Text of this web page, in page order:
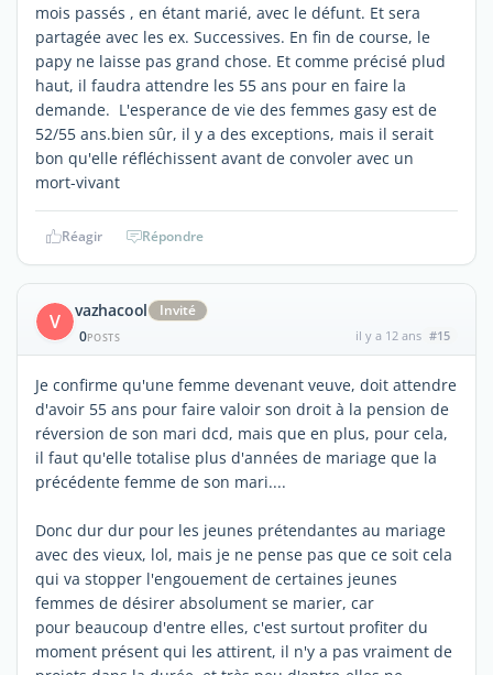
mois passés , en étant marié, avec le défunt. Et sera
partagée avec les ex. Successives. En fin de course, le
papy ne laisse pas grand chose. Et comme précisé plud
haut, il faudra attendre les 55 ans pour en faire la
demande. L'esperance de vie des femmes gasy est de
52/55 ans.bien sûr, il y a des exceptions, mais il serait
bon qu'elle réfléchissent avant de convoler avec un
mort-vivant
Réagir Répondre
V vazhacool
Invité
0POSTS il y a 12 ans #15
Je confirme qu'une femme devenant veuve, doit attendre
d'avoir 55 ans pour faire valoir son droit à la pension de
réversion de son mari dcd, mais que en plus, pour cela,
il faut qu'elle totalise plus d'années de mariage que la
précédente femme de son mari....
Donc dur dur pour les jeunes prétendantes au mariage
avec des vieux, lol, mais je ne pense pas que ce soit cela
qui va stopper l'engouement de certaines jeunes
femmes de désirer absolument se marier, car
pour beaucoup d'entre elles, c'est surtout profiter du
moment présent qui les attirent, il n'y a pas vraiment de